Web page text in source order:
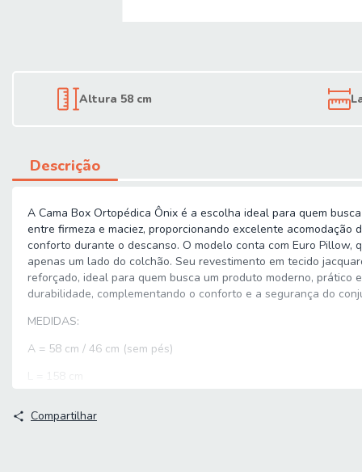
Altura 58 cm
Descrição
A Cama Box Ortopédica Ônix é a escolha ideal para quem
entre firmeza e maciez, proporcionando excelente
conforto durante o descanso. O modelo conta com Euro
apenas um lado do colchão. Seu revestimento em tecido
reforçado, ideal para quem busca um produto moderno,
durabilidade, complementando o conforto e a segurança do
MEDIDAS:
A = 58 cm / 46 cm (sem pés)
L = 158 cm
Compartilhar